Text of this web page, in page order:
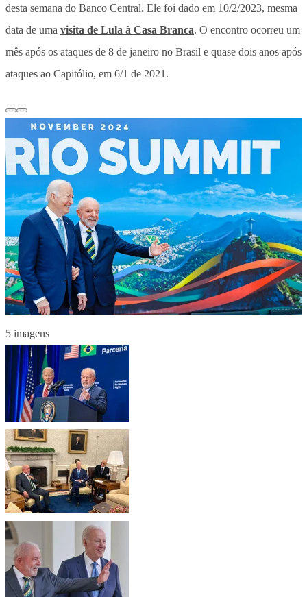
desta semana do Banco Central. Ele foi dado em 10/2/2023, mesma
data de uma visita de Lula à Casa Branca. O encontro ocorreu um
mês após os ataques de 8 de janeiro no Brasil e quase dois anos após
ataques ao Capitólio, em 6/1 de 2021.
5 imagens